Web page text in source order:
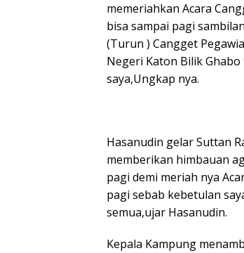
memeriahkan Acara
bisa sampai pagi
(Turun ) Cangget
Negeri Katon Bilik
saya,Ungkap nya.
Hasanudin gelar Suttan
memberikan himbauan
pagi demi meriah nya
pagi sebab kebetulan
semua,ujar Hasanudin.
Kepala Kampung